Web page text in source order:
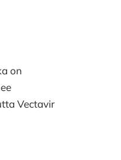
on
Vectavir